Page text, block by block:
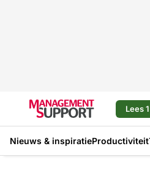
Lees
Nieuws & inspiratieProductiviteit